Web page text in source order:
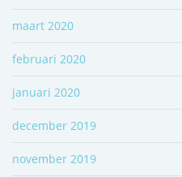
maart 2020
februari 2020
januari 2020
december 2019
november 2019